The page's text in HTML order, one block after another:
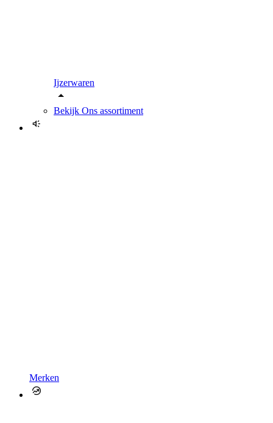
Ijzerwaren
Bekijk Ons assortiment
Merken